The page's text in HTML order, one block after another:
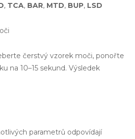
, TCA, BAR, MTD, BUP, LSD
čerstvý vzorek moči, ponořte
na 10–15 sekund. Výsledek
parametrů odpovídají